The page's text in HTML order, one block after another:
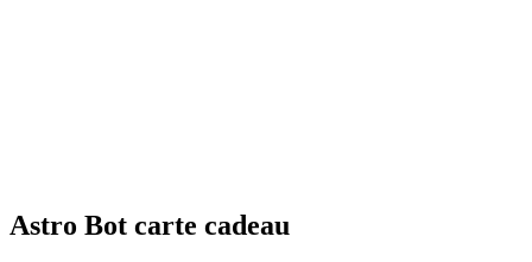
Astro Bot carte cadeau